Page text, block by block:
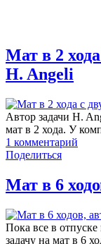
Мат в 2
H. Angeli
Автор задачи H.
мат в 2 хода. У
1 комментарий
Поделиться
Мат в 6
Пока все в
задачу на мат в 6